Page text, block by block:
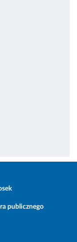
publicznego